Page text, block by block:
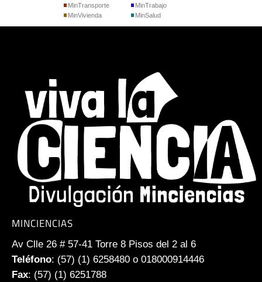
MinTransporte
MinVivienda
MinTrabajo
MinSalud
MINCIENCIAS
Av Clle 26 # 57-41 Torre 8 Pisos del 2 al 6
Teléfono: (57) (1) 6258480 o 018000914446
Fax: (57) (1) 6251788